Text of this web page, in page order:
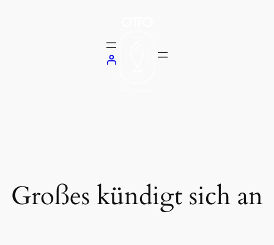
Großes kündigt sich an